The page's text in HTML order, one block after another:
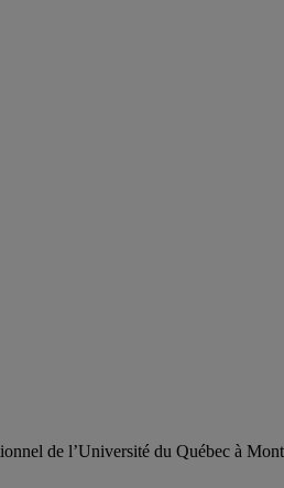
de l’Université du Québec à